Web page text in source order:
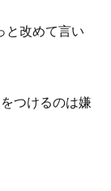
と改めて言い
つけるのは嫌